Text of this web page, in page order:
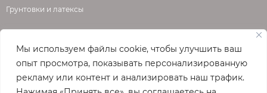
Мы используем файлы cookie, чтобы улучшить ваш
опыт просмотра, показывать персонализированную
рекламу или контент и анализировать наш трафик.
Грунтовки и латексы
О КОМПАНИИ
Официальная страница сайта